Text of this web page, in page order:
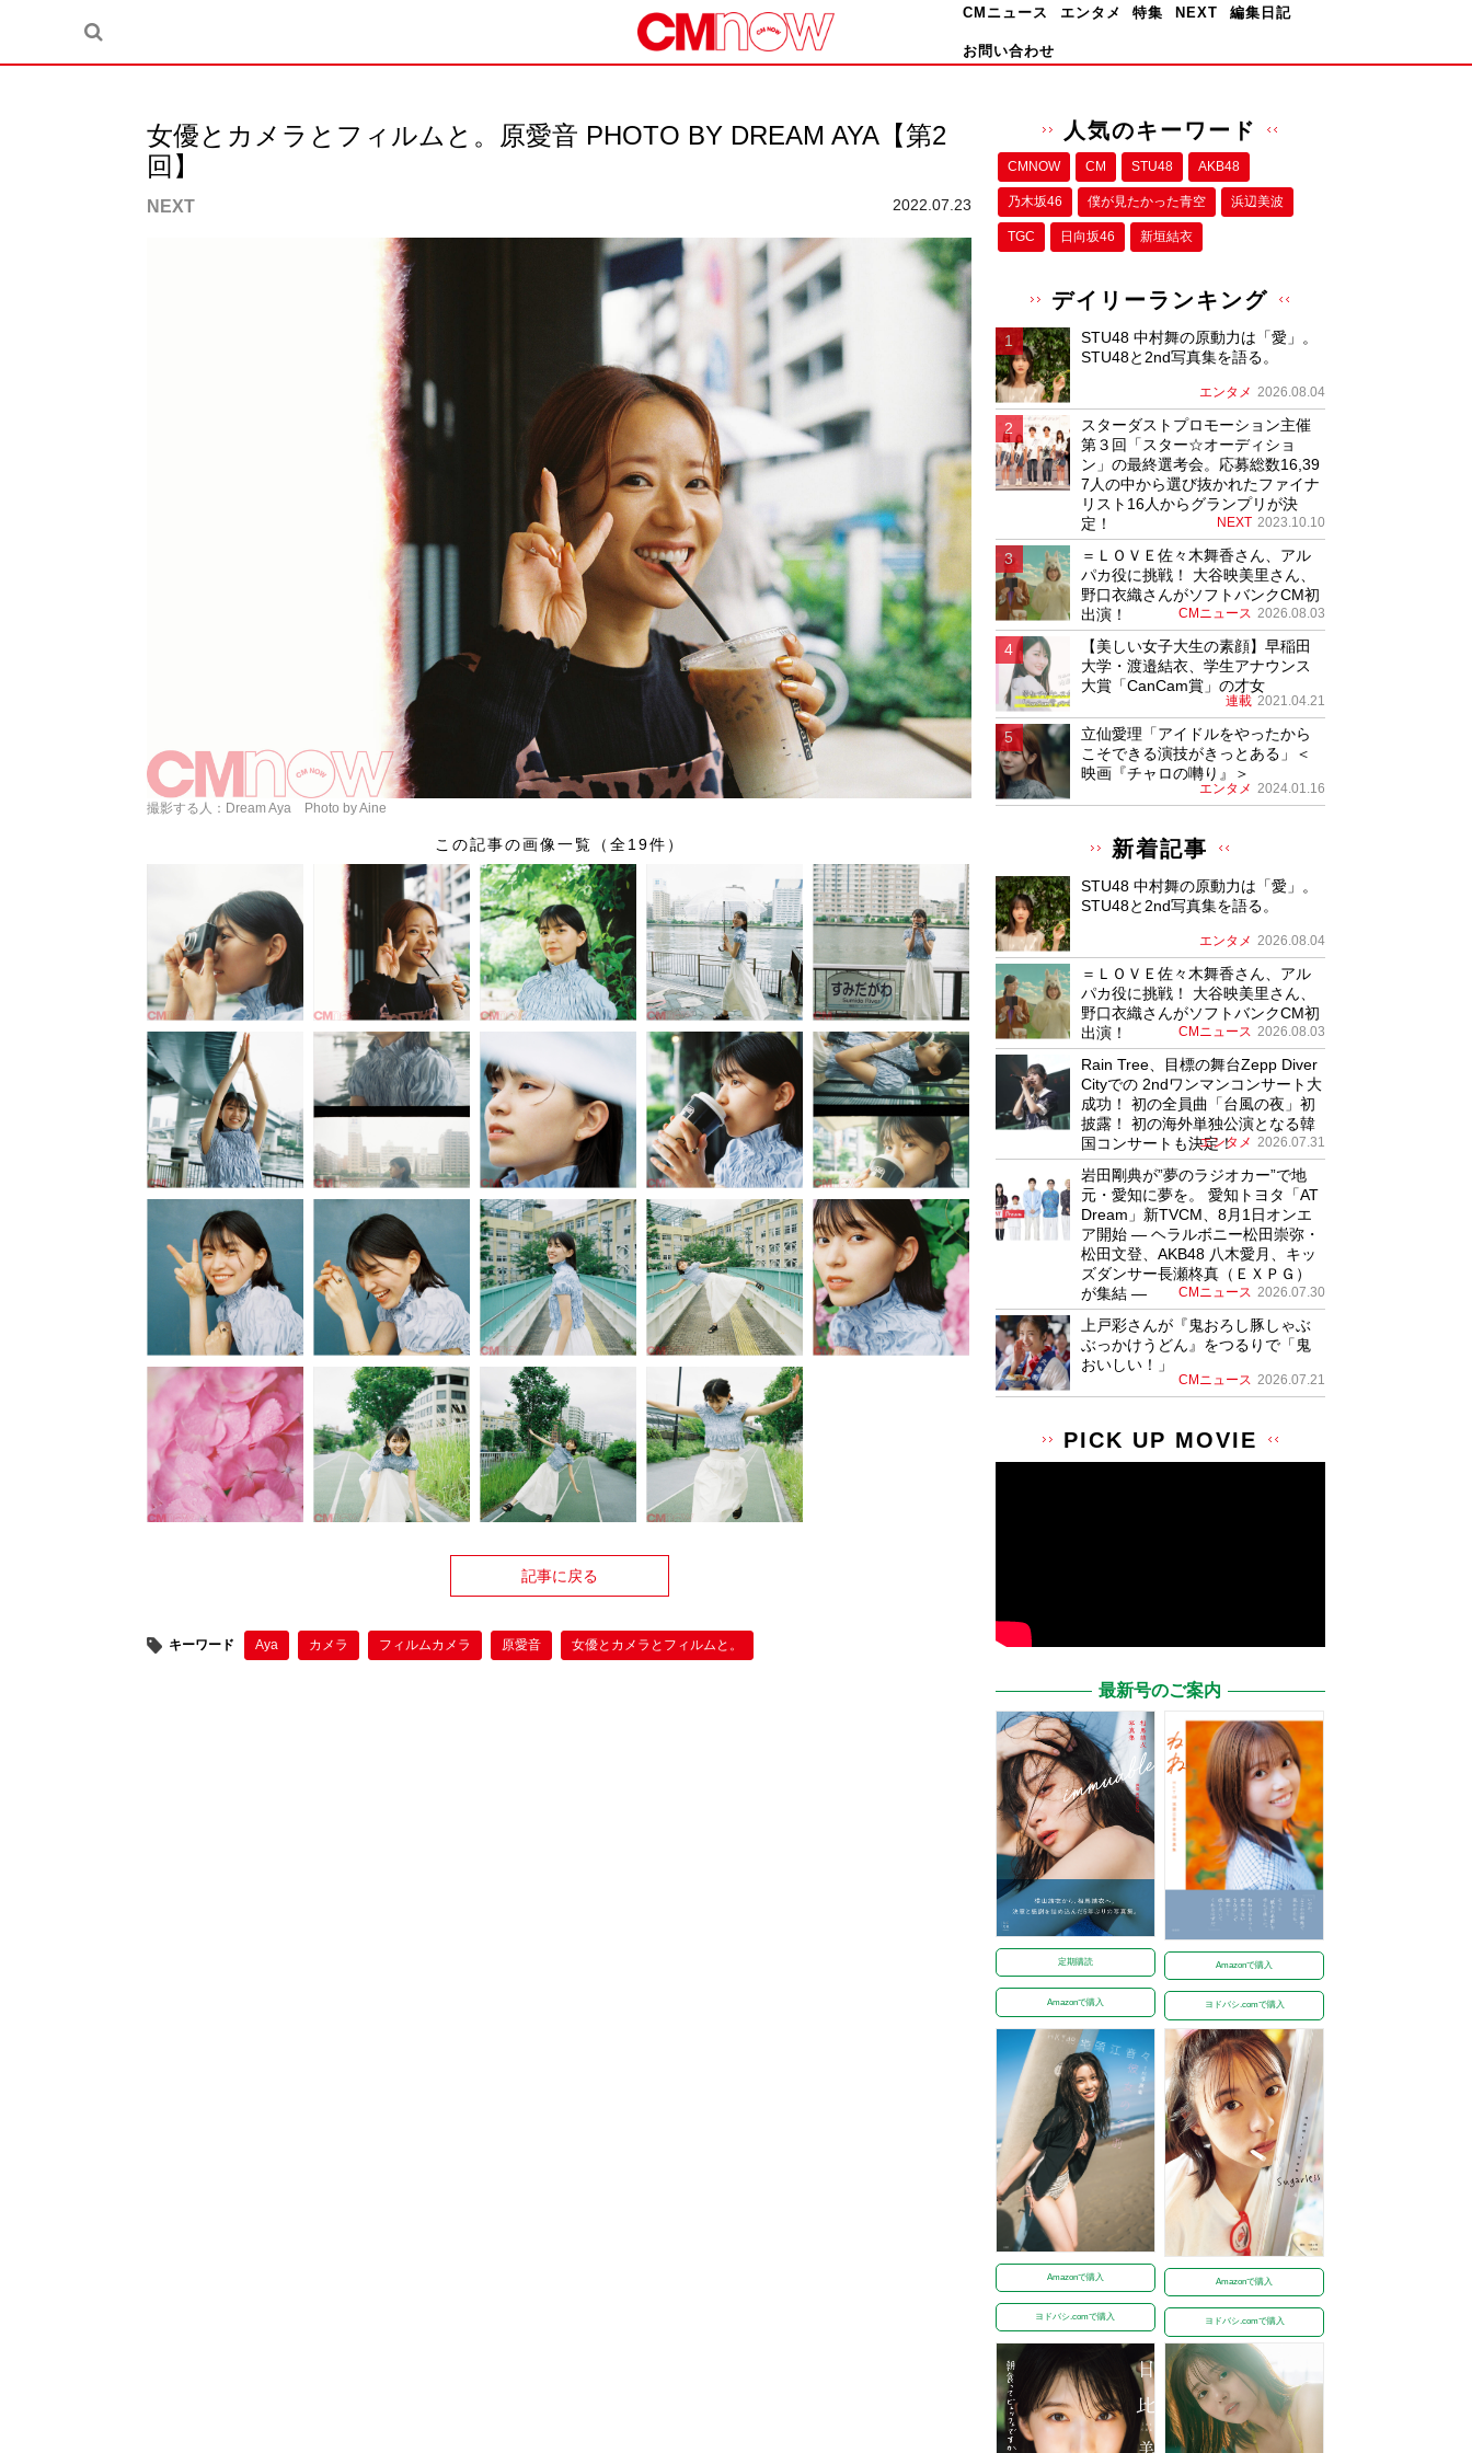
CMニュース エンタメ 特集 NEXT 編集日記
お問い合わせ
女優とカメラとフィルムと。原愛音 PHOTO BY DREAM AYA【第2
回】
NEXT 2022.07.23
撮影する人：Dream Aya Photo by Aine
この記事の画像一覧（全19件）
記事に戻る
キーワード Aya カメラ フィルムカメラ 原愛音 女優とカメラとフィルムと。
人気のキーワード
CMNOW CM STU48 AKB48
乃木坂46 僕が⾒たかった⻘空 浜辺美波
TGC 日向坂46 新垣結衣
デイリーランキング
STU48 中村舞の原動力は「愛」。
STU48と2nd写真集を語る。
エンタメ 2026.08.04
スターダストプロモーション主催
第３回「スター☆オーディショ
ン」の最終選考会。応募総数16,39
7人の中から選び抜かれたファイナ
リスト16人からグランプリが決
定！
NEXT 2023.10.10
＝ＬＯＶＥ佐々木舞香さん、アル
パカ役に挑戦！ 大谷映美里さん、
野口衣織さんがソフトバンクCM初
出演！
CMニュース 2026.08.03
【美しい女子大生の素顔】早稲田
大学・渡邉結衣、学生アナウンス
大賞「CanCam賞」の才女
連載 2021.04.21
立仙愛理「アイドルをやったから
こそできる演技がきっとある」＜
映画『チャロの囀り』＞
エンタメ 2024.01.16
新着記事
STU48 中村舞の原動力は「愛」。
STU48と2nd写真集を語る。
エンタメ 2026.08.04
＝ＬＯＶＥ佐々木舞香さん、アル
パカ役に挑戦！ 大谷映美里さん、
野口衣織さんがソフトバンクCM初
出演！
CMニュース 2026.08.03
Rain Tree、目標の舞台Zepp Diver
Cityでの 2ndワンマンコンサート大
成功！ 初の全員曲「台風の夜」初
披露！ 初の海外単独公演となる韓
国コンサートも決定！
エンタメ 2026.07.31
岩田剛典が”夢のラジオカー”で地
元・愛知に夢を。 愛知トヨタ「AT
Dream」新TVCM、8月1日オンエ
ア開始 ― ヘラルボニー松田崇弥・
松田文登、AKB48 八木愛月、キッ
ズダンサー長瀬柊真（ＥＸＰＧ）
が集結 ―
CMニュース 2026.07.30
上戸彩さんが『鬼おろし豚しゃぶ
ぶっかけうどん』をつるりで「鬼
おいしい！」
CMニュース 2026.07.21
PICK UP MOVIE
最新号のご案内
定期購読
Amazonで購入
Amazonで購入
ヨドバシ.comで購入
Amazonで購入
ヨドバシ.comで購入
Amazonで購入
ヨドバシ.comで購入